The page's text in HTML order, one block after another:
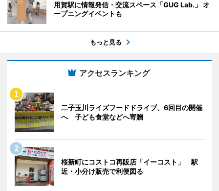
用賀駅に情報発信・交流スペース「GUG Lab.」 オ
ープニングイベントも
もっと見る
アクセスランキング
二子玉川ライズフードドライブ、6回目の開催
へ 子ども食堂などへ寄贈
桜新町にコストコ再販店「イーコスト」 駅
近・小分け販売で利便図る